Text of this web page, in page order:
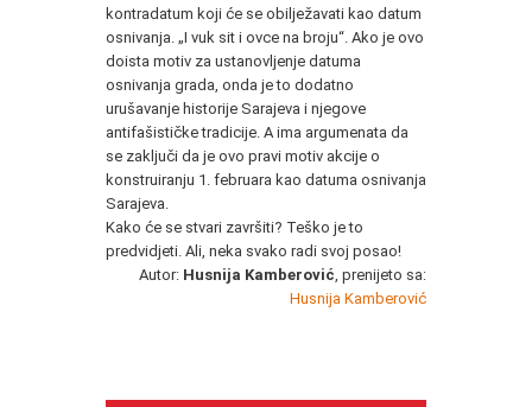
kontradatum koji će se obilježavati kao datum
osnivanja. „I vuk sit i ovce na broju“. Ako je ovo
doista motiv za ustanovljenje datuma
osnivanja grada, onda je to dodatno
urušavanje historije Sarajeva i njegove
antifašističke tradicije. A ima argumenata da
se zaključi da je ovo pravi motiv akcije o
konstruiranju 1. februara kao datuma osnivanja
Sarajeva.
Kako će se stvari završiti? Teško je to
predvidjeti. Ali, neka svako radi svoj posao!
Autor: Husnija Kamberović , prenijeto sa:
Husnija Kamberović